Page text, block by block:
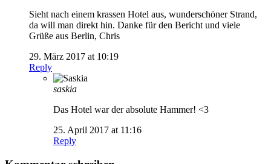
Sieht nach einem krassen Hotel aus, wunderschöner Strand,
da will man direkt hin. Danke für den Bericht und viele
Grüße aus Berlin, Chris
29. März 2017 at 10:19
Reply
saskia
Das Hotel war der absolute Hammer! <3
25. April 2017 at 11:16
Reply